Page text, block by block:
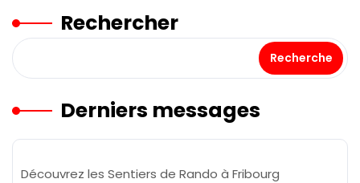
Rechercher
Recherche
Derniers messages
Découvrez les Sentiers de Rando à Fribourg